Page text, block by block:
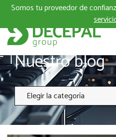
Somos tu proveedor de
Nuestro blog